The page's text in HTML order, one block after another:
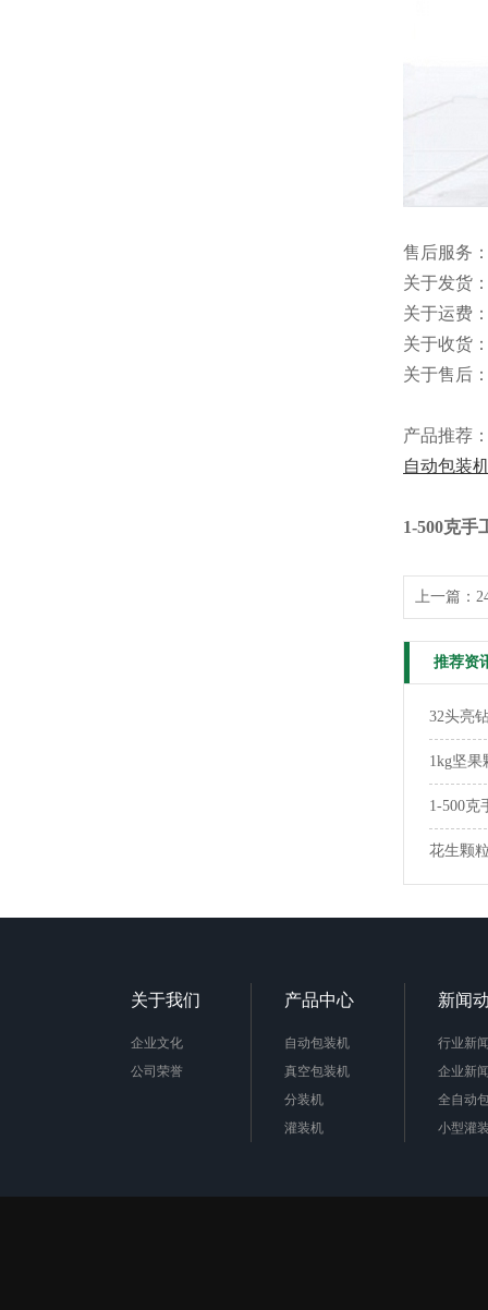
售后服务
关于发货
关于运费
关于收货
关于售后
产品推荐
自动包装
1-500克手
上一篇：
推荐资
32头亮
1kg坚
1-500克
花生颗
关于我们
企业文化
公司荣誉
产品中心
自动包装机
真空包装机
分装机
灌装机
新闻
行业新
企业新
全自动
小型灌